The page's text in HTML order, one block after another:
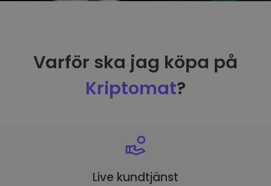
Varför ska jag köpa på
Kriptomat?
Live kundtjänst